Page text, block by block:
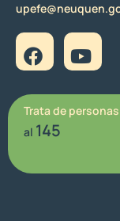
Trata de
al 145